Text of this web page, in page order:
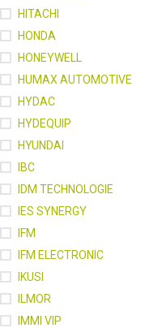
HITACHI
HONDA
HONEYWELL
HUMAX AUTOMOTIVE
HYDAC
HYDEQUIP
HYUNDAI
IBC
IDM TECHNOLOGIE
IES SYNERGY
IFM
IFM ELECTRONIC
IKUSI
ILMOR
IMMI VIP